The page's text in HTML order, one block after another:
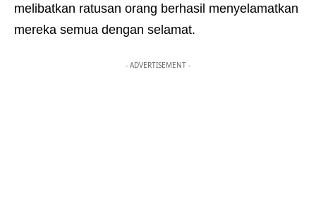
melibatkan ratusan orang berhasil menyelamatkan
mereka semua dengan selamat.
- ADVERTISEMENT -